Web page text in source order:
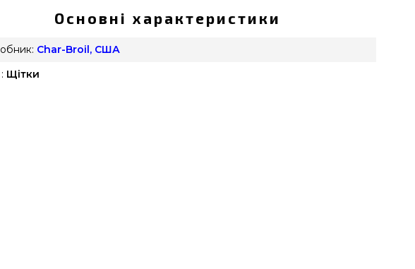
Основні характеристики
Char-Broil, США
Щітки